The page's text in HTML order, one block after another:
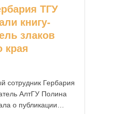
ТГУ
книгу-
злаков
края
сотрудник Гербария
АлтГУ Полина
о публикации…